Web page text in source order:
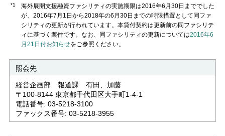
*1
海外展開支援融資ファシリティの実施期限は2016年6月30日まででした
が、2016年7月1日から2018年の6月30日までの時限措置として同ファ
シリティの更新が行われています。本貸付契約は更新前の同ファシリテ
ィに基づく案件です。なお、同ファシリティの更新については2016年6
月21日付お知らせをご参照ください。
照会先
経営企画部 報道課 有田、加藤
〒100-8144 東京都千代田区大手町1-4-1
電話番号: 03-5218-3100
ファックス番号: 03-5218-3955